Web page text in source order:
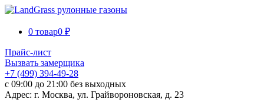
0 товар0 ₽
Прайс-лист
Вызвать замерщика
+7 (499) 394-49-28
с 09:00 до 21:00 без выходных
Адрес: г. Москва, ул. Грайвороновская, д. 23